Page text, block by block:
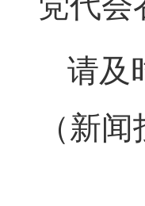
请及
（新